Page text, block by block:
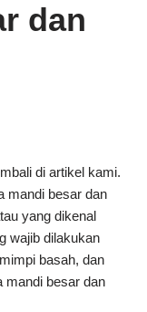
dan
di artikel kami.
mandi besar dan
yang dikenal
wajib dilakukan
basah, dan
mandi besar dan